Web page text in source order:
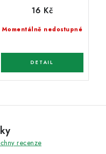
Momentálně nedostupné
16 Kč
recenze